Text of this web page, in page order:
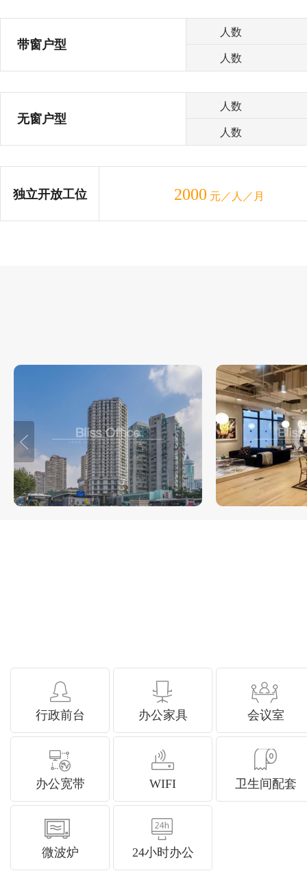
带窗户型
人数
人数
无窗户型
人数
人数
独立开放工位 2000 元／人／月
行政前台 办公家具 会议室
办公宽带 WIFI 卫生间配套
微波炉 24小时办公